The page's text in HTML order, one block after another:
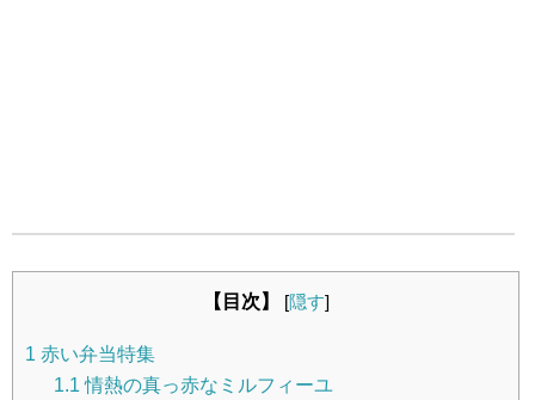
【目次】 [隠す]
1 赤い弁当特集
1.1 情熱の真っ赤なミルフィーユ